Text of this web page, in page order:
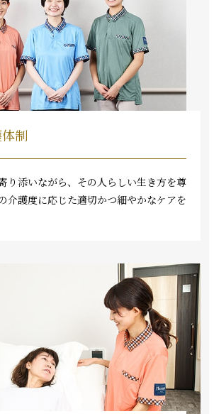
制
り添いながら、その人らしい生き方を尊
介護度に応じた適切かつ細やかなケアを